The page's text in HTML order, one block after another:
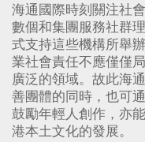
海通國際時刻關注社
數個和集團服務社群
式支持這些機構所舉
業社會責任不應僅僅
廣泛的領域。故此海
善團體的同時，也可
鼓勵年輕人創作，亦
港本土文化的發展。